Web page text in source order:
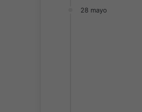
28 mayo